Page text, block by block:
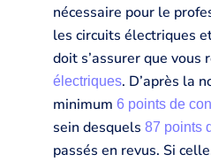
nécessaire pour le
les circuits électriques
doit s’assurer que vous
électriques. D’après la
minimum 6 points de
sein desquels 87 points
passés en revus. Si